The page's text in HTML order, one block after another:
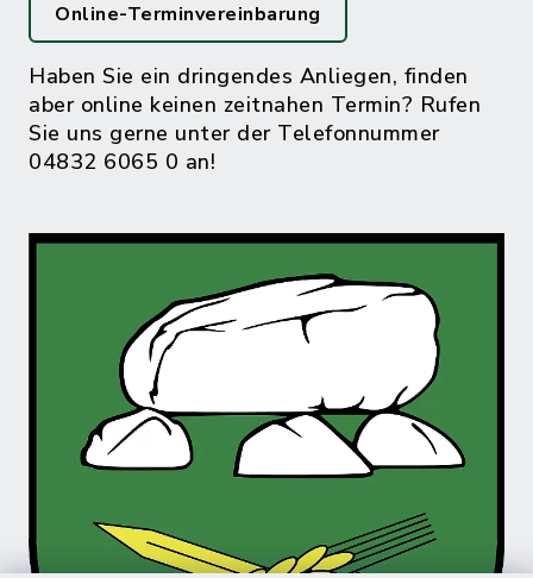
Online-Terminvereinbarung
Haben Sie ein dringendes Anliegen, finden
aber online keinen zeitnahen Termin? Rufen
Sie uns gerne unter der Telefonnummer
04832 6065 0 an!